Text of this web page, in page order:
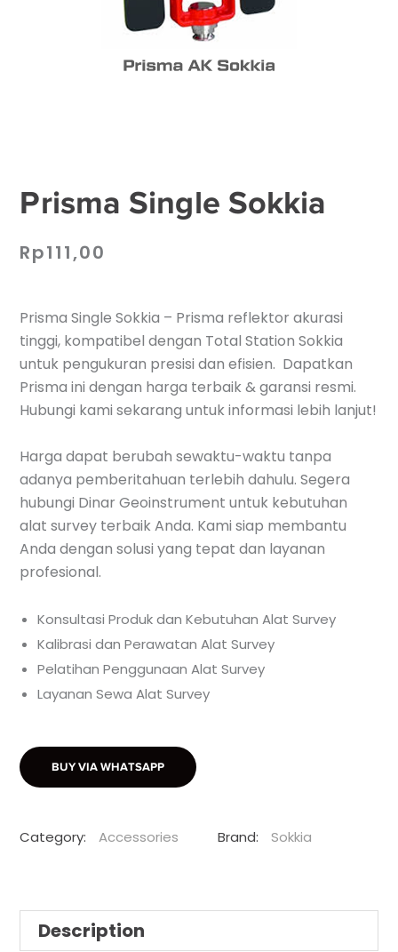
Prisma Single Sokkia
Rp111,00
Prisma Single Sokkia – Prisma reflektor akurasi
tinggi, kompatibel dengan Total Station Sokkia
untuk pengukuran presisi dan efisien. Dapatkan
Prisma ini dengan harga terbaik & garansi resmi.
Hubungi kami sekarang untuk informasi lebih lanjut!
Harga dapat berubah sewaktu-waktu tanpa
adanya pemberitahuan terlebih dahulu. Segera
hubungi Dinar Geoinstrument untuk kebutuhan
alat survey terbaik Anda. Kami siap membantu
Anda dengan solusi yang tepat dan layanan
profesional.
Konsultasi Produk dan Kebutuhan Alat Survey
Kalibrasi dan Perawatan Alat Survey
Pelatihan Penggunaan Alat Survey
Layanan Sewa Alat Survey
BUY VIA WHATSAPP
Category: Accessories Brand: Sokkia
Description